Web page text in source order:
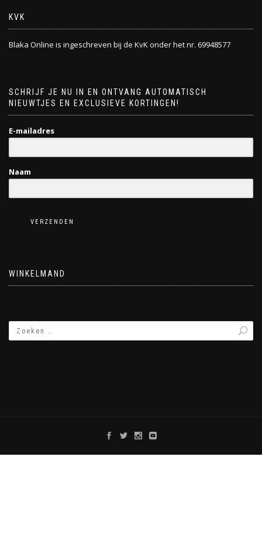
KVK
Blaka Online is ingeschreven bij de KvK onder het nr. 69948577
SCHRIJF JE NU IN EN ONTVANG AUTOMATISCH
NIEUWTJES EN EXCLUSIEVE KORTINGEN!
E-mailadres
Naam
VERZENDEN
WINKELMAND